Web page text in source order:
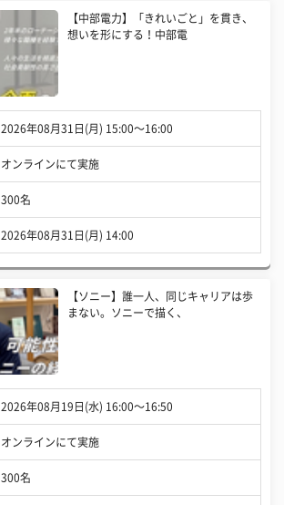
【中部電力】「きれいごと」を貫き、
想いを形にする！中部電
2026年08月31日(月) 15:00〜16:00
オンラインにて実施
300名
2026年08月31日(月) 14:00
【ソニー】誰一人、同じキャリアは歩
まない。ソニーで描く、
2026年08月19日(水) 16:00〜16:50
オンラインにて実施
300名